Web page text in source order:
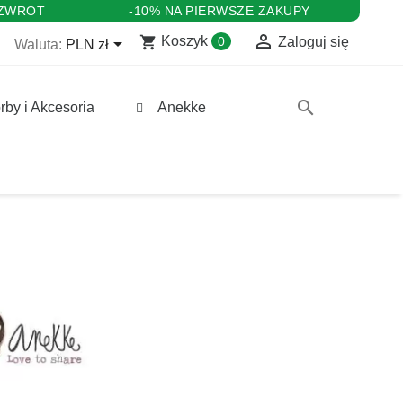
-10% NA PIERWSZE ZAKUPY
Waluta: PLN zł shopping_cart Koszyk 0  Zaloguj się
i Akcesoria Anekke search